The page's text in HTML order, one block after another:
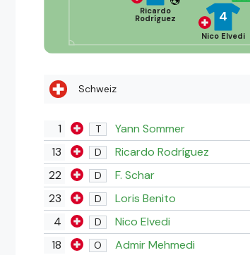
Ricardo
Rodríguez 4
Nico Elvedi
Schweiz
1 T Yann Sommer
13 D Ricardo Rodríguez
22 D F. Schar
23 D Loris Benito
4 D Nico Elvedi
18 O Admir Mehmedi